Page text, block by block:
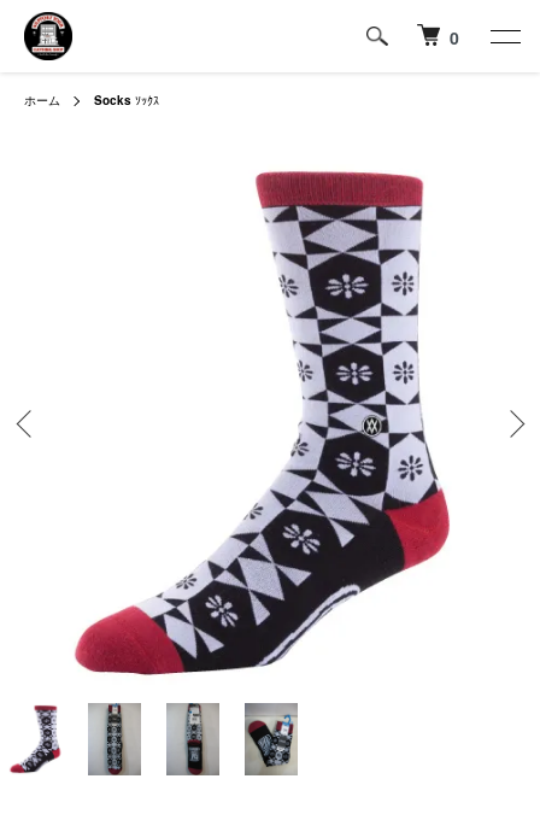
0
ホーム Socks ｿｯｸｽ